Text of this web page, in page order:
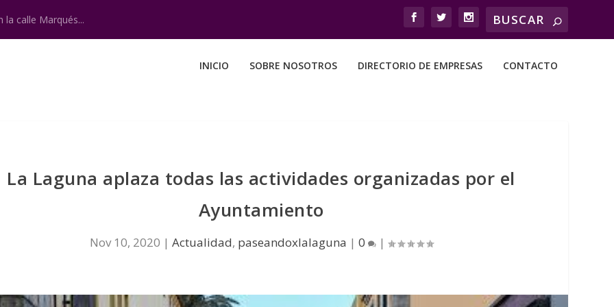
la calle Marqués...
INICIO SOBRE NOSOTROS DIRECTORIO DE EMPRESAS CONTACTO
La Laguna aplaza todas las actividades organizadas por el
Ayuntamiento
Nov 10, 2020 | Actualidad, paseandoxlalaguna | 0 |